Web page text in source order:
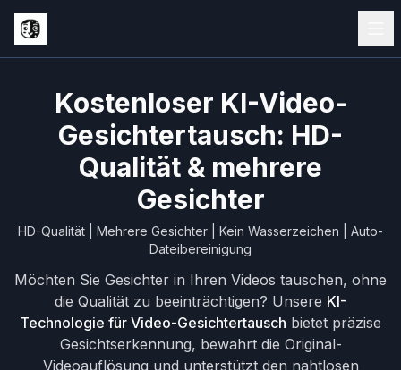
Kostenloser KI-Video-
Gesichtertausch: HD-
Qualität & mehrere
Gesichter
HD-Qualität | Mehrere Gesichter | Kein Wasserzeichen | Auto-
Dateibereinigung
Möchten Sie Gesichter in Ihren Videos tauschen, ohne
die Qualität zu beeinträchtigen? Unsere KI-
Technologie für Video-Gesichtertausch bietet präzise
Gesichtserkennung, bewahrt die Original-
Videoauflösung und unterstützt den nahtlosen